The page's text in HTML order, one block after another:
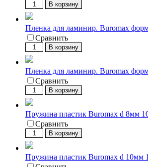
В корзину
Пленка для ламинир. Buromax
Сравнить
В корзину
Пленка для ламинир. Buromax
Сравнить
В корзину
Пружина пластик Buromax d 8мм
Сравнить
В корзину
Пружина пластик Buromax d 10мм